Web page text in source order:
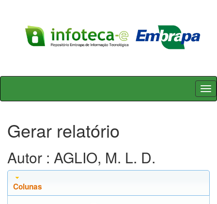
Skip
Gerar relatório
Autor : AGLIO, M. L. D.
Colunas